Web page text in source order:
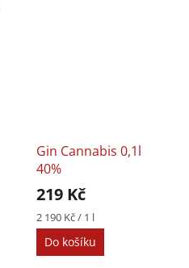
Gin Cannabis 0,1l
40%
219 Kč
Měrná
cena:
2 190 Kč / 1 l
Do košíku